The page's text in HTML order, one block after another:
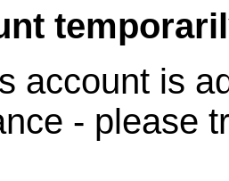
account is
- please